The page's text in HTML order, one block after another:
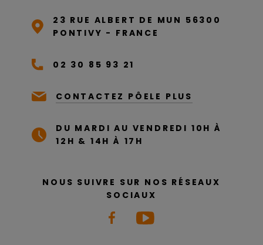
23 RUE ALBERT DE MUN 56300
PONTIVY - FRANCE
02 30 85 93 21
CONTACTEZ PÔELE PLUS
DU MARDI AU VENDREDI 10H À
12H & 14H À 17H
NOUS SUIVRE SUR NOS RÉSEAUX
SOCIAUX